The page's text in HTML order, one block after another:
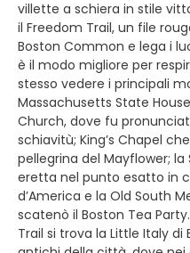
villette a schiera in stile
il Freedom Trail, un file
Boston Common e lega i
è il modo migliore per
stesso vedere i principali
Massachusetts State
Church, dove fu
schiavitù; King’s Chapel
pellegrina del Mayflower;
eretta nel punto esatto in
d’America e la Old South
scatenò il Boston Tea
Trail si trova la Little Italy